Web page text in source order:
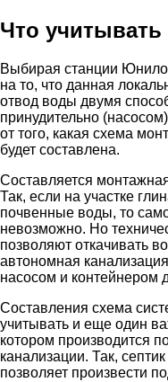
Что
Выбирая станции
на то, что данная
отвод воды двумя
принудительно
от того, какая схема
будет составлена.
Составляется
Так, если на участке
почвенные воды, то
невозможно. Но
позволяют откачивать
автономная
насосом и контейнером
Составления схема
учитывать и еще один
котором производится
канализации. Так,
позволяет произвести